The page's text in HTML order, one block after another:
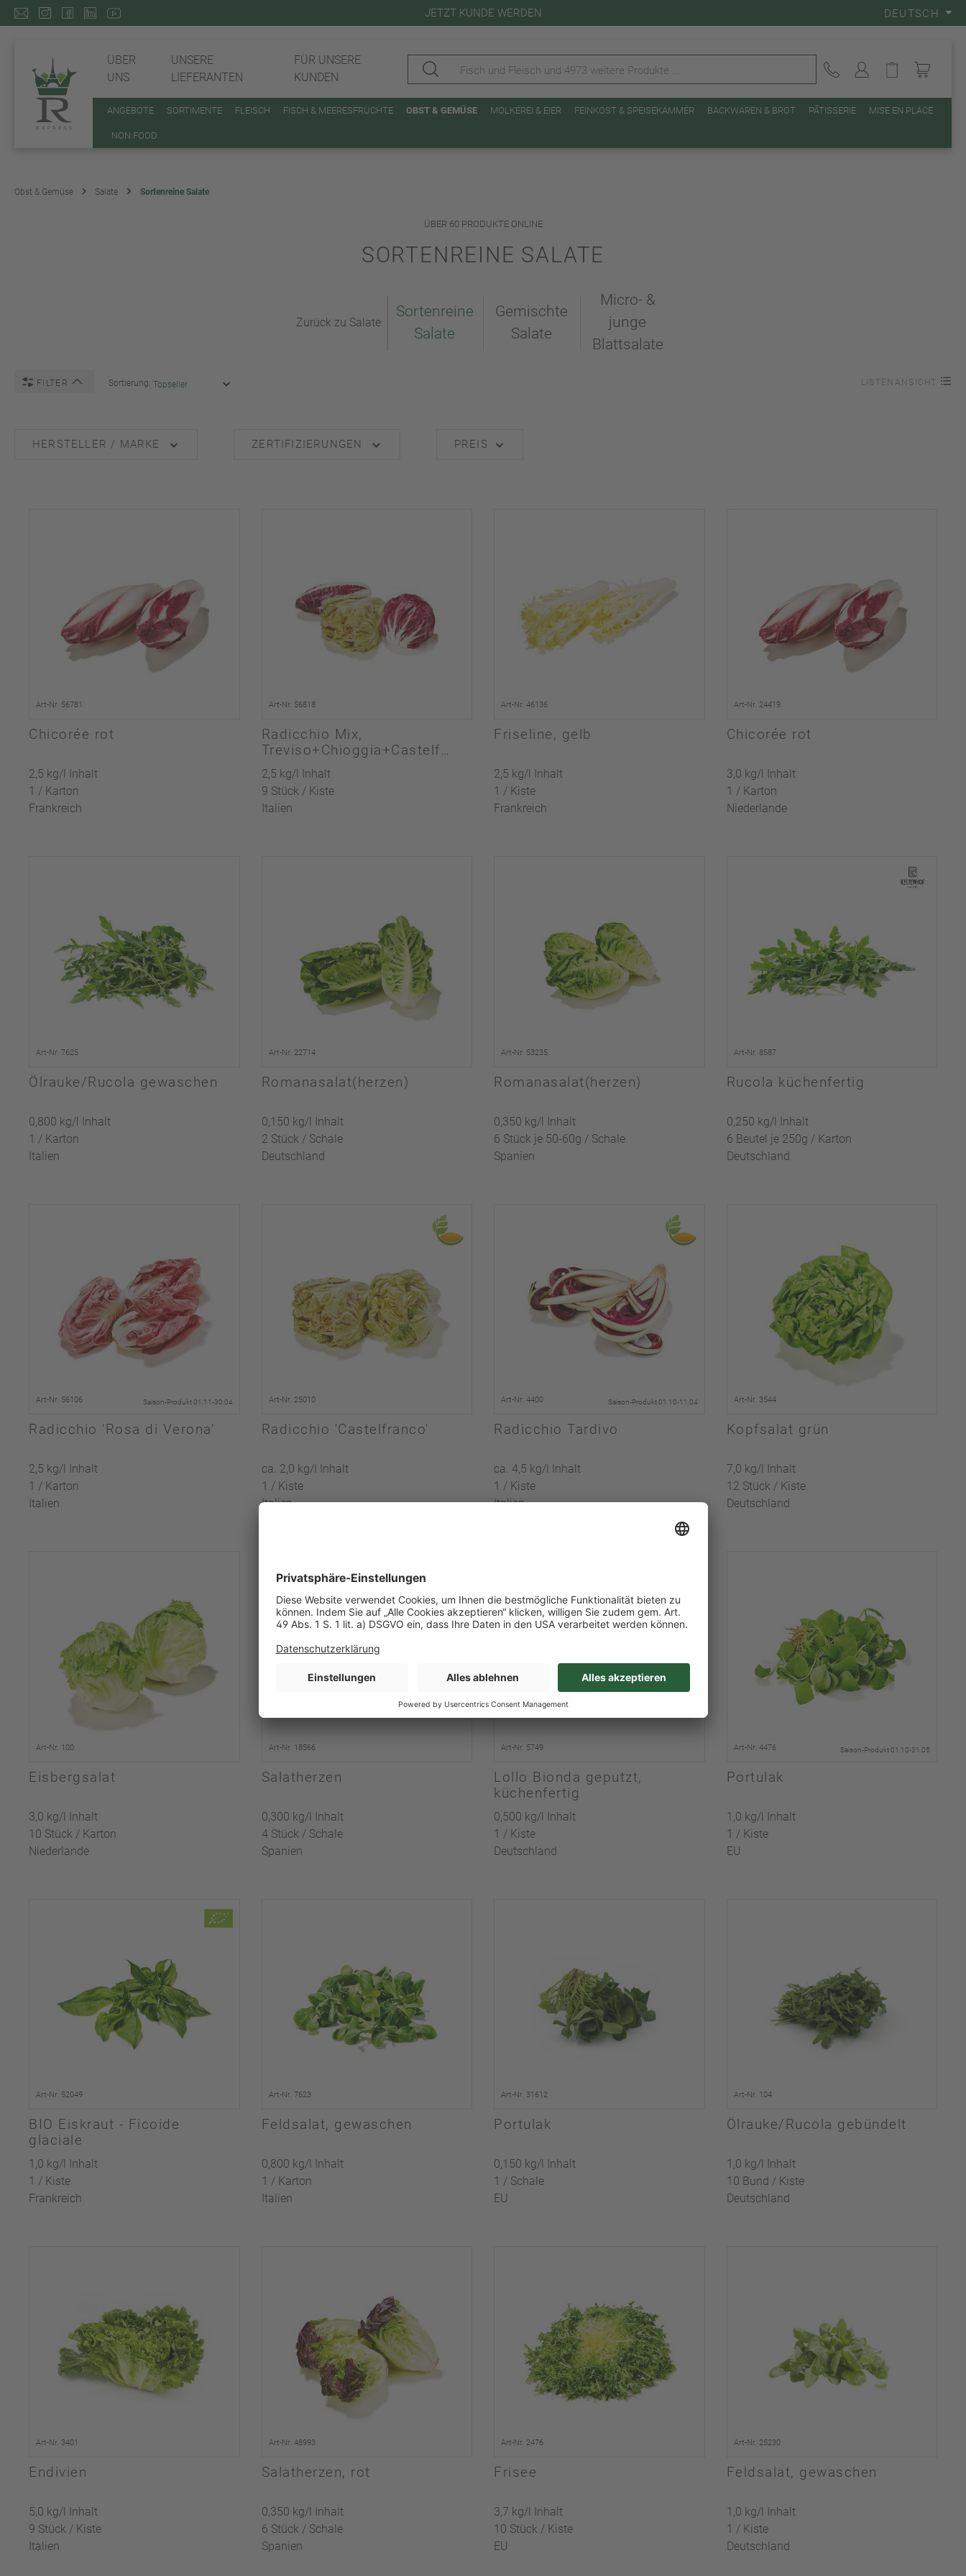
JETZT KUNDE WERDEN DEUTSCH
ÜBER
UNS
UNSERE
LIEFERANTEN
FÜR UNSERE
KUNDEN
ANGEBOTE SORTIMENTE FLEISCH FISCH & MEERESFRÜCHTE OBST & GEMÜSE MOLKEREI & EIER FEINKOST & SPEISEKAMMER BACKWAREN & BROT PÂTISSERIE MISE EN PLACE
NON FOOD
Obst & Gemüse Salate Sortenreine Salate
ÜBER 60 PRODUKTE ONLINE
SORTENREINE SALATE
Zurück zu Salate
Sortenreine
Salate
Gemischte
Salate
Micro- &
junge
Blattsalate
FILTER Sortierung: LISTENANSICHT
HERSTELLER / MARKE ZERTIFIZIERUNGEN PREIS
Art-Nr. 56781
Chicorée rot
2,5 kg/l Inhalt
1 / Karton
Frankreich
Art-Nr. 56818
Radicchio Mix,
Treviso+Chioggia+Castelfr
anco
2,5 kg/l Inhalt
9 Stück / Kiste
Italien
Art-Nr. 46136
Friseline, gelb
2,5 kg/l Inhalt
1 / Kiste
Frankreich
Art-Nr. 24419
Chicorée rot
3,0 kg/l Inhalt
1 / Karton
Niederlande
Art-Nr. 7625
Ölrauke/Rucola gewaschen
0,800 kg/l Inhalt
1 / Karton
Italien
Art-Nr. 22714
Romanasalat(herzen)
0,150 kg/l Inhalt
2 Stück / Schale
Deutschland
Art-Nr. 53235
Romanasalat(herzen)
0,350 kg/l Inhalt
6 Stück je 50-60g / Schale
Spanien
Art-Nr. 8587
Rucola küchenfertig
0,250 kg/l Inhalt
6 Beutel je 250g / Karton
Deutschland
Art-Nr. 56106 Saison-Produkt 01.11-30.04
Radicchio 'Rosa di Verona'
2,5 kg/l Inhalt
1 / Karton
Italien
Art-Nr. 25010
Radicchio 'Castelfranco'
ca. 2,0 kg/l Inhalt
1 / Kiste
Italien
Art-Nr. 4400 Saison-Produkt 01.10-11.04
Radicchio Tardivo
ca. 4,5 kg/l Inhalt
1 / Kiste
Italien
Art-Nr. 3544
Kopfsalat grün
7,0 kg/l Inhalt
12 Stück / Kiste
Deutschland
Art-Nr. 100
Eisbergsalat
3,0 kg/l Inhalt
10 Stück / Karton
Niederlande
Art-Nr. 18566
Salatherzen
0,300 kg/l Inhalt
4 Stück / Schale
Spanien
Art-Nr. 5749
Lollo Bionda geputzt,
küchenfertig
0,500 kg/l Inhalt
1 / Kiste
Deutschland
Art-Nr. 4476 Saison-Produkt 01.10-31.05
Portulak
1,0 kg/l Inhalt
1 / Kiste
EU
Art-Nr. 52049
BIO Eiskraut - Ficoide
glaciale
1,0 kg/l Inhalt
1 / Kiste
Frankreich
Art-Nr. 7623
Feldsalat, gewaschen
0,800 kg/l Inhalt
1 / Karton
Italien
Art-Nr. 31612
Portulak
0,150 kg/l Inhalt
1 / Schale
EU
Art-Nr. 104
Ölrauke/Rucola gebündelt
1,0 kg/l Inhalt
10 Bund / Kiste
Deutschland
Art-Nr. 3401
Endivien
5,0 kg/l Inhalt
9 Stück / Kiste
Italien
Art-Nr. 48993
Salatherzen, rot
0,350 kg/l Inhalt
6 Stück / Schale
Spanien
Art-Nr. 2476
Frisee
3,7 kg/l Inhalt
10 Stück / Kiste
EU
Art-Nr. 25230
Feldsalat, gewaschen
1,0 kg/l Inhalt
1 / Kiste
Deutschland